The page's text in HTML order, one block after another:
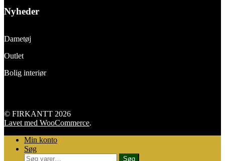
Nyheder
Dametøj
Outlet
Bolig interiør
© FIRKANTT 2026
Lavet med WooCommerce.
Min konto
Søg
Søg
Søg